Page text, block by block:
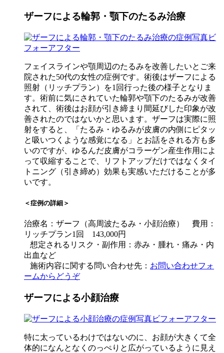
ザーフによる輪郭・顎下のたるみ治療
フェイスラインや顎周辺のたるみを改善したいとご来
院された50代の女性の症例です。術後はザーフによる
照射（リッチプラン）を1回行った後の様子となりま
す。術前に気にされていた輪郭や顎下のたるみが改善
されて、術後はお顔が引き締まり間延びした印象が改
善されたのではないかと思います。ザーフは実際に照
射をすると、「たるみ・ゆるみが皮膚の内側にピタッ
と吸いつくような感覚になる」とお話をされる方も多
いのですが、ゆるんだ皮膚がコラーゲン産生作用によ
って収縮することで、リフトアップだけではなくタイ
トニング（引き締め）効果も実感いただけることが多
いです。
＜症例の詳細＞
治療名：ザーフ（高周波たるみ・小顔治療） 費用：
リッチプラン1回 143,000円
想定されるリスク・副作用：赤み・腫れ・痛み・内
出血など
施術内容に関する問い合わせ先： お問い合わせフォ
ームからどうぞ
ザーフによる小顔治療
特に太っているわけではないのに、お顔が大きくて全
体的になんとなくのっぺりと広がっているように見え